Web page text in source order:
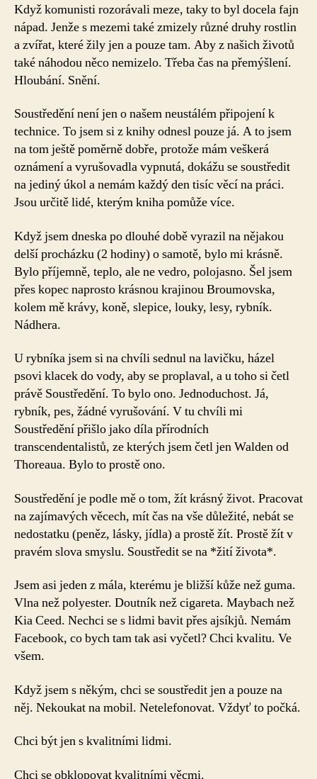
Když komunisti rozorávali meze, taky to byl docela fajn
nápad. Jenže s mezemi také zmizely různé druhy rostlin
a zvířat, které žily jen a pouze tam. Aby z našich životů
také náhodou něco nemizelo. Třeba čas na přemýšlení.
Hloubání. Snění.
Soustředění není jen o našem neustálém připojení k
technice. To jsem si z knihy odnesl pouze já. A to jsem
na tom ještě poměrně dobře, protože mám veškerá
oznámení a vyrušovadla vypnutá, dokážu se soustředit
na jediný úkol a nemám každý den tisíc věcí na práci.
Jsou určitě lidé, kterým kniha pomůže více.
Když jsem dneska po dlouhé době vyrazil na nějakou
delší procházku (2 hodiny) o samotě, bylo mi krásně.
Bylo příjemně, teplo, ale ne vedro, polojasno. Šel jsem
přes kopec naprosto krásnou krajinou Broumovska,
kolem mě krávy, koně, slepice, louky, lesy, rybník.
Nádhera.
U rybníka jsem si na chvíli sednul na lavičku, házel
psovi klacek do vody, aby se proplaval, a u toho si četl
právě Soustředění. To bylo ono. Jednoduchost. Já,
rybník, pes, žádné vyrušování. V tu chvíli mi
Soustředění přišlo jako díla přírodních
transcendentalistů, ze kterých jsem četl jen Walden od
Thoreaua. Bylo to prostě ono.
Soustředění je podle mě o tom, žít krásný život. Pracovat
na zajímavých věcech, mít čas na vše důležité, nebát se
nedostatku (peněz, lásky, jídla) a prostě žít. Prostě žít v
pravém slova smyslu. Soustředit se na *žití života*.
Jsem asi jeden z mála, kterému je bližší kůže než guma.
Vlna než polyester. Doutník než cigareta. Maybach než
Kia Ceed. Nechci se s lidmi bavit přes ajsíkjů. Nemám
Facebook, co bych tam tak asi vyčetl? Chci kvalitu. Ve
všem.
Když jsem s někým, chci se soustředit jen a pouze na
něj. Nekoukat na mobil. Netelefonovat. Vždyť to počká.
Chci být jen s kvalitními lidmi.
Chci se obklopovat kvalitními věcmi.